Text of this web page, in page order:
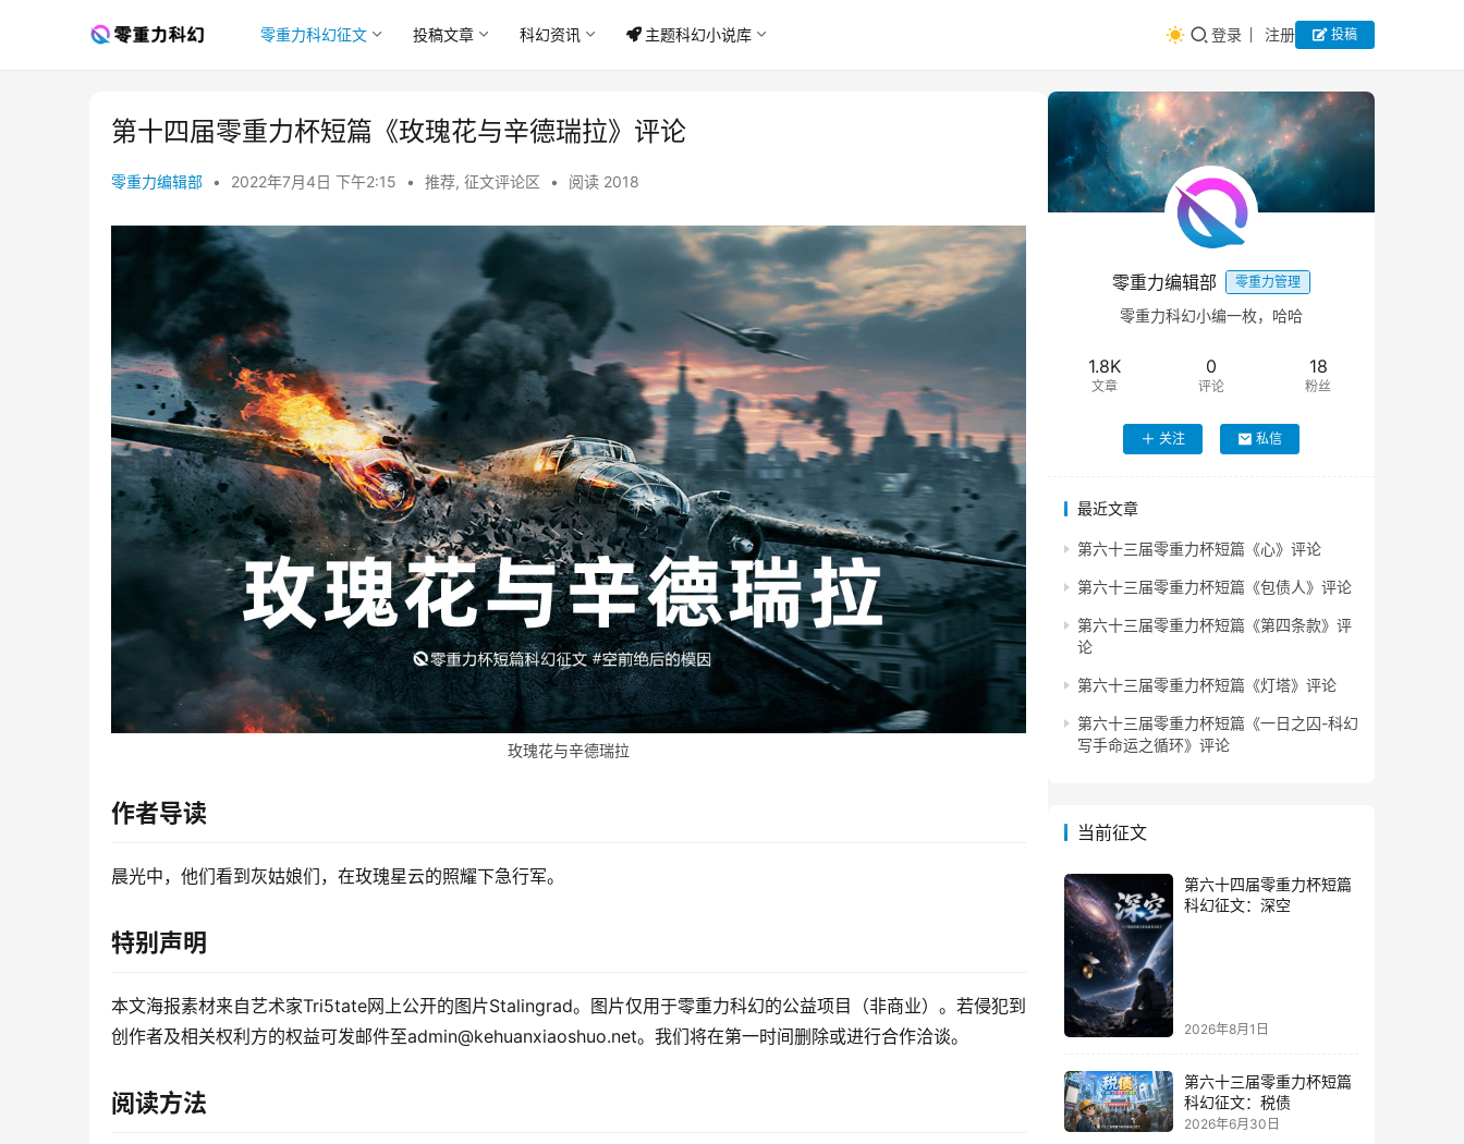
零重力科幻征文 投稿文章 科幻资讯 主题科幻小说库 登录 注册 投稿
第十四届零重力杯短篇《玫瑰花与辛德瑞拉》评论
零重力编辑部 • 2022年7月4日 下午2:15 • 推荐, 征文评论区 • 阅读 2018
玫瑰花与辛德瑞拉
作者导读
晨光中，他们看到灰姑娘们，在玫瑰星云的照耀下急行军。
特别声明
本文海报素材来自艺术家Tri5tate网上公开的图片Stalingrad。图片仅用于零重力科幻的公益项目（非商业）。若侵犯到
创作者及相关权利方的权益可发邮件至admin@kehuanxiaoshuo.net。我们将在第一时间删除或进行合作洽谈。
阅读方法
零重力编辑部 零重力管理
零重力科幻小编一枚，哈哈
1.8K
文章
0
评论
18
粉丝
关注 私信
最近文章
第六十三届零重力杯短篇《心》评论
第六十三届零重力杯短篇《包债人》评论
第六十三届零重力杯短篇《第四条款》评
论
第六十三届零重力杯短篇《灯塔》评论
第六十三届零重力杯短篇《一日之囚-科幻
写手命运之循环》评论
当前征文
第六十四届零重力杯短篇
科幻征文：深空
2026年8月1日
第六十三届零重力杯短篇
科幻征文：税债
2026年6月30日